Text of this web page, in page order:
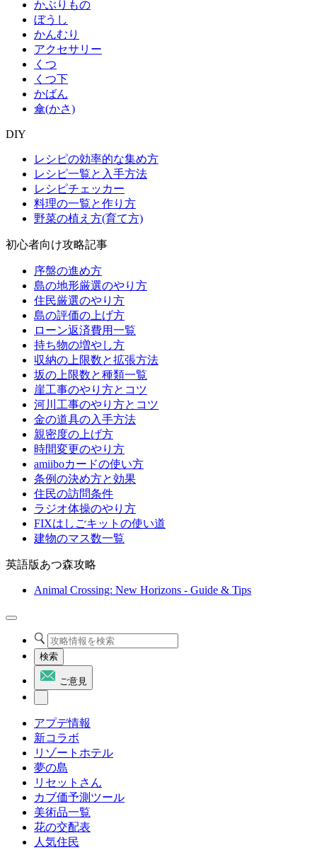
かぶりもの
ぼうし
かんむり
アクセサリー
くつ
くつ下
かばん
傘(かさ)
DIY
レシピの効率的な集め方
レシピ一覧と入手方法
レシピチェッカー
料理の一覧と作り方
野菜の植え方(育て方)
初心者向け攻略記事
序盤の進め方
島の地形厳選のやり方
住民厳選のやり方
島の評価の上げ方
ローン返済費用一覧
持ち物の増やし方
収納の上限数と拡張方法
坂の上限数と種類一覧
崖工事のやり方とコツ
河川工事のやり方とコツ
金の道具の入手方法
親密度の上げ方
時間変更のやり方
amiiboカードの使い方
条例の決め方と効果
住民の訪問条件
ラジオ体操のやり方
FIXはしごキットの使い道
建物のマス数一覧
英語版あつ森攻略
Animal Crossing: New Horizons - Guide & Tips
検索
ご意見
アプデ情報
新コラボ
リゾートホテル
夢の島
リセットさん
カブ価予測ツール
美術品一覧
花の交配表
人気住民